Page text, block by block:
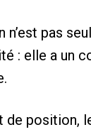
pas
: elle a un
de position,